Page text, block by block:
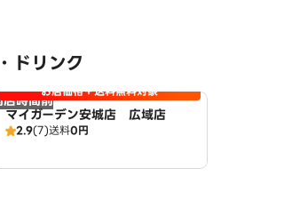
ドリンク
店時間前お店価格＋送料無料対象
マイガーデン安城店 広域店
2.9(7)送料0円